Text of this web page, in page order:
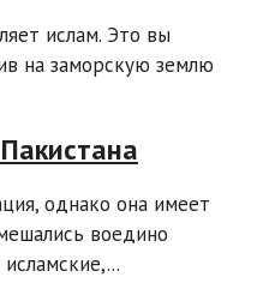
ислам. Это вы
на заморскую землю
однако она имеет
воедино